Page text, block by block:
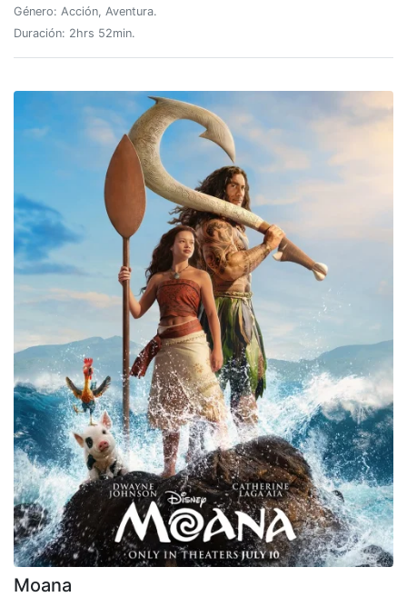
Género: Acción, Aventura.
Duración: 2hrs 52min.
Moana